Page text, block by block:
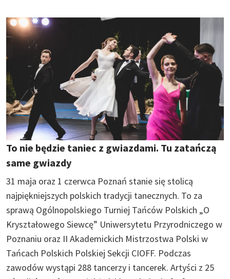
To nie będzie taniec z gwiazdami. Tu zatańczą
same gwiazdy
31 maja oraz 1 czerwca Poznań stanie się stolicą
najpiękniejszych polskich tradycji tanecznych. To za
sprawą Ogólnopolskiego Turniej Tańców Polskich „O
Kryształowego Siewcę” Uniwersytetu Przyrodniczego w
Poznaniu oraz II Akademickich Mistrzostwa Polski w
Tańcach Polskich Polskiej Sekcji CIOFF. Podczas
zawodów wystąpi 288 tancerzy i tancerek. Artyści z 25